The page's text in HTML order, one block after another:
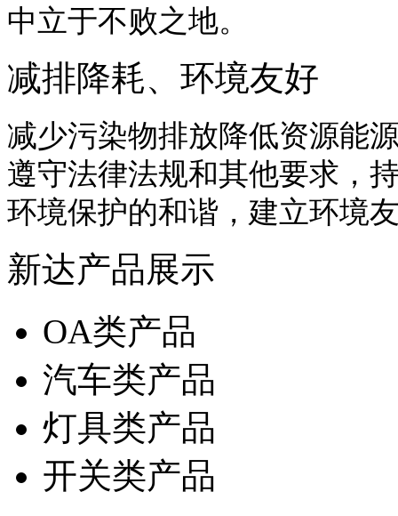
中立于不败之地。
减排降耗、环境友好
减少污染物排放降低资源能
遵守法律法规和其他要求，
环境保护的和谐，建立环境
新达产品展示
OA类产品
汽车类产品
灯具类产品
开关类产品